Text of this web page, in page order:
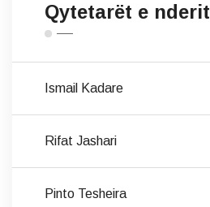
Qytetarët e nderit
Ismail Kadare
Rifat Jashari
Pinto Tesheira